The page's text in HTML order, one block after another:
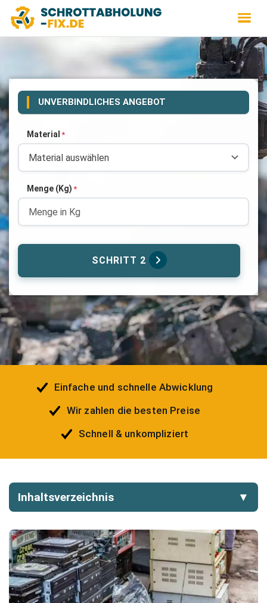
UNVERBINDLICHES ANGEBOT
Material *
Menge (Kg) *
SCHRITT 2
Einfache und schnelle Abwicklung
Wir zahlen die besten Preise
Schnell & unkompliziert
Inhaltsverzeichnis ▼